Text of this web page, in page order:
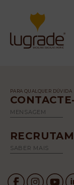
PARA QUALQUER DÚVIDA
MENSAGEM
SABER MAIS